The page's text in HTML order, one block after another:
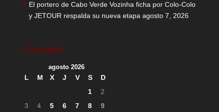
El portero de Cabo Verde Vozinha ficha por Colo-Colo
y JETOUR respalda su nueva etapa agosto 7, 2026
Calendario
agosto 2026
L M X J V S
D
1
2
3
4 5 6 7 8
9